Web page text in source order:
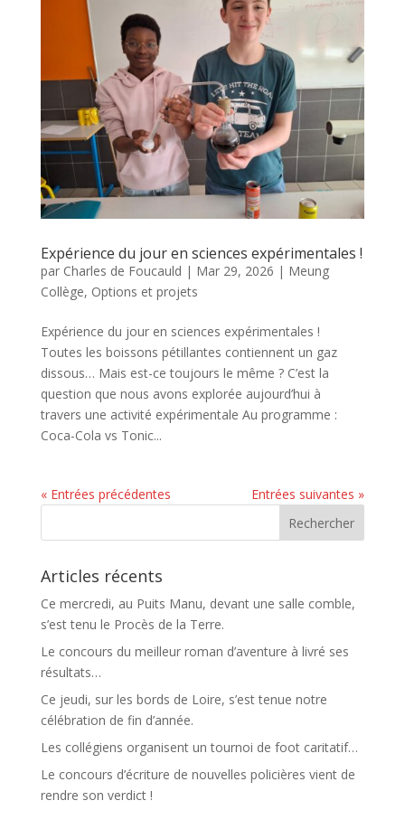
Expérience du jour en sciences expérimentales !
par Charles de Foucauld | Mar 29, 2026 | Meung
Collège, Options et projets
Expérience du jour en sciences expérimentales !
Toutes les boissons pétillantes contiennent un gaz
dissous… Mais est-ce toujours le même ? C’est la
question que nous avons explorée aujourd’hui à
travers une activité expérimentale Au programme :
Coca-Cola vs Tonic...
« Entrées précédentes Entrées suivantes »
Articles récents
Ce mercredi, au Puits Manu, devant une salle comble,
s’est tenu le Procès de la Terre.
Le concours du meilleur roman d’aventure à livré ses
résultats…
Ce jeudi, sur les bords de Loire, s’est tenue notre
célébration de fin d’année.
Les collégiens organisent un tournoi de foot caritatif…
Le concours d’écriture de nouvelles policières vient de
rendre son verdict !